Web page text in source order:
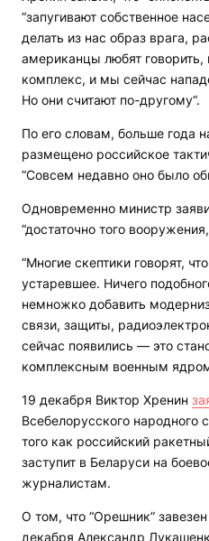
“запугивают собственное
делать из нас образ врага,
американцы любят говорить,
комплекс, и мы сейчас
Но они считают по-другому“.
По его словам, больше года
размещено российское
“Совсем недавно оно было
Одновременно министр
“достаточно того
“Многие скептики говорят,
устаревшее. Ничего
немножко добавить
связи, защиты,
сейчас появились — это
комплексным военным
19 декабря Виктор Хренин
Всебелорусского народного
того как российский
заступит в Беларуси на
журналистам.
О том, что “Орешник”
декабря Александр